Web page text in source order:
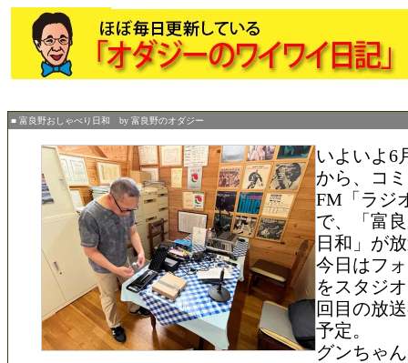
■ 富良野おしゃべり日和 by 富良野のオダジー
いよいよ6
から、コ
FM「ラジ
で、「富
日和」が
今日はフ
をスタジ
回目の放
予定。
グンちゃ